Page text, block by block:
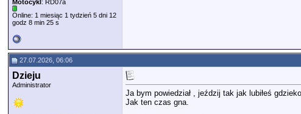
Motocykl: RD07a
Online: 1 miesiąc 1 tydzień 5 dni 12
godz 8 min 25 s
27.07.2026, 06:06
Dzieju
Administrator
Ja bym powiedział , jeździj tak jak lubiłeś
Jak ten czas gna.